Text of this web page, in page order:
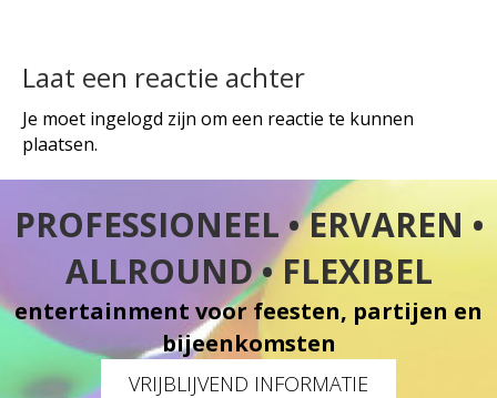
Laat een reactie achter
Je moet ingelogd zijn om een reactie te kunnen
plaatsen.
PROFESSIONEEL • ERVAREN •
ALLROUND • FLEXIBEL
entertainment voor feesten, partijen en
bijeenkomsten
VRIJBLIJVEND INFORMATIE